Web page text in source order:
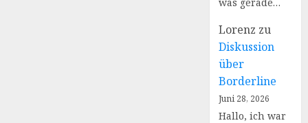
Lorenz zu
Diskussion
über
Borderline
Juni 28, 2026
Hallo, ich war